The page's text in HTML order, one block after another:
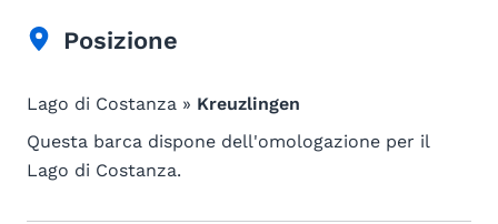
Posizione
Lago di Costanza » Kreuzlingen
Questa barca dispone dell'omologazione per il
Lago di Costanza.